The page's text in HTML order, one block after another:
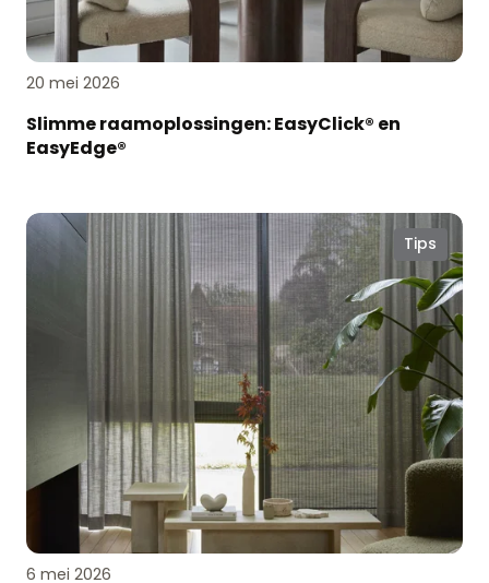
20 mei 2026
Slimme raamoplossingen: EasyClick® en
EasyEdge®
Tips
6 mei 2026
Geef
raamdecoratie